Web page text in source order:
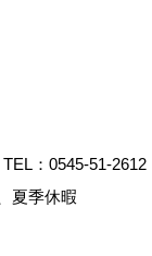
TEL： 0545-51-2612
夏季休暇